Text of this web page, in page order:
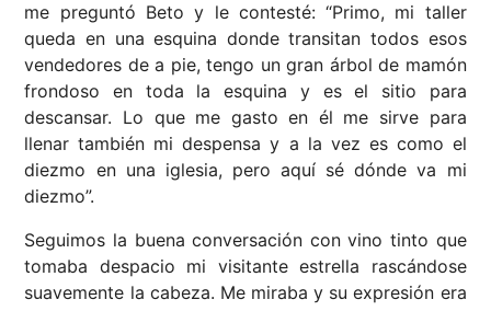
me preguntó Beto y le contesté: “Primo, mi taller
queda en una esquina donde transitan todos esos
vendedores de a pie, tengo un gran árbol de mamón
frondoso en toda la esquina y es el sitio para
descansar. Lo que me gasto en él me sirve para
llenar también mi despensa y a la vez es como el
diezmo en una iglesia, pero aquí sé dónde va mi
diezmo”.
Seguimos la buena conversación con vino tinto que
tomaba despacio mi visitante estrella rascándose
suavemente la cabeza. Me miraba y su expresión era